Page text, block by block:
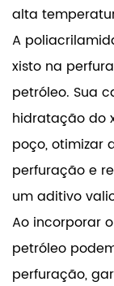
alta
A
xisto na
petróleo. Sua
hidratação do
poço, otimizar
perfuração e
um aditivo
Ao incorporar
petróleo
perfuração,